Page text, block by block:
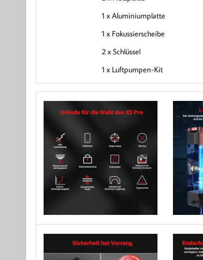
1 x Aluminiumplatte
1 x Fokussierscheibe
2 x Schlüssel
1 x Luftpumpen-Kit